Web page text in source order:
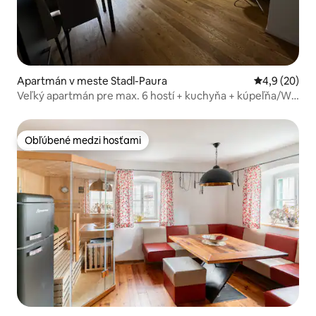
Apartmán v meste Stadl-Paura Priemerné
4,9 (20)
Veľký apartmán pre max. 6 hostí + kuchyňa + kúpeľňa/WC
Obľúbené medzi hosťami
Obľúbené medzi hosťami